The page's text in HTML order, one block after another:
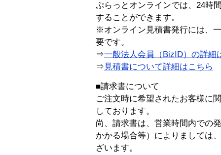
ぷらっとオンラインでは、24時
することができます。
※オンライン見積書発行には、
要です。
⇒一般法人会員（BizID）の詳細
⇒ 見積書について詳細はこちら
■請求書について
ご注文時に希望されたお客様に
しております。
尚、請求書は、営業時間内での
かかる場合等）によりましては
ざいます。